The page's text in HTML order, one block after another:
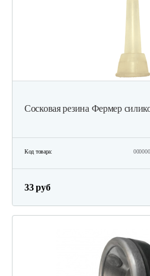
Сосковая резина Фермер
Код товара:
33 руб